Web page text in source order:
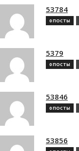
53784
0 ПОСТЫ
5379
0 ПОСТЫ
53846
0 ПОСТЫ
53856